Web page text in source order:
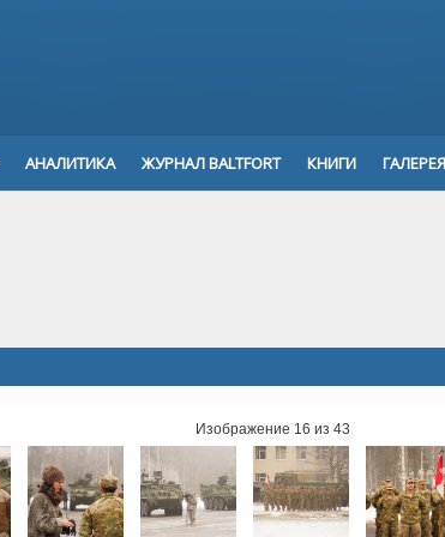
АНАЛИТИКА ЖУРНАЛ BALTFORT КНИГИ ГАЛЕРЕЯ
Изображение 16 из 43